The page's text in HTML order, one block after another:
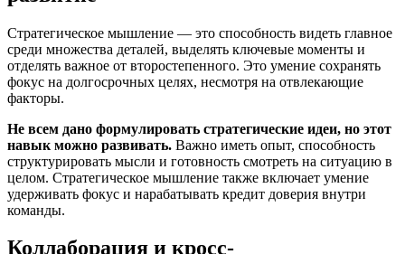
Стратегическое мышление — это способность видеть главное
среди множества деталей, выделять ключевые моменты и
отделять важное от второстепенного. Это умение сохранять
фокус на долгосрочных целях, несмотря на отвлекающие
факторы.
Не всем дано формулировать стратегические идеи, но этот
навык можно развивать. Важно иметь опыт, способность
структурировать мысли и готовность смотреть на ситуацию в
целом. Стратегическое мышление также включает умение
удерживать фокус и нарабатывать кредит доверия внутри
команды.
Коллаборация и кросс-